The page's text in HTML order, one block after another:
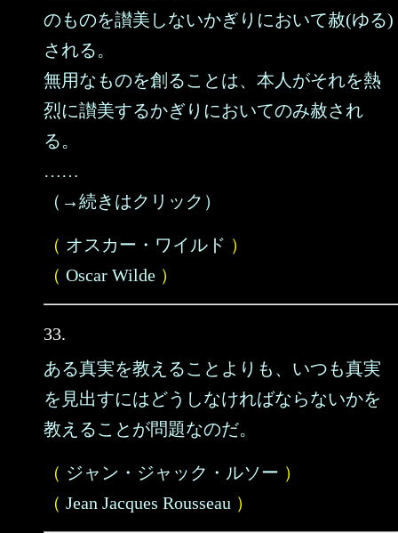
のものを讃美しないかぎりにおいて赦(ゆる)
される。
無用なものを創ることは、本人がそれを熱
烈に讃美するかぎりにおいてのみ赦され
る。
……
（→続きはクリック）
（ オスカー・ワイルド ）
（ Oscar Wilde ）
33.
ある真実を教えることよりも、いつも真実
を見出すにはどうしなければならないかを
教えることが問題なのだ。
（ ジャン・ジャック・ルソー ）
（ Jean Jacques Rousseau ）